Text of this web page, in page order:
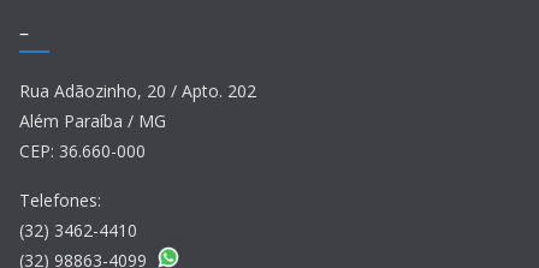
–
Rua Adãozinho, 20 / Apto. 202
Além Paraíba / MG
CEP: 36.660-000
Telefones:
(32) 3462-4410
(32) 98863-4099